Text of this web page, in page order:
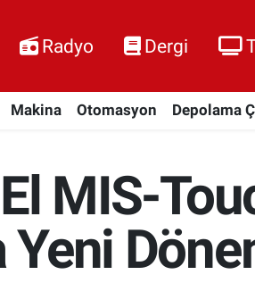
Radyo Dergi
Makina Otomasyon Depolama
MIS-